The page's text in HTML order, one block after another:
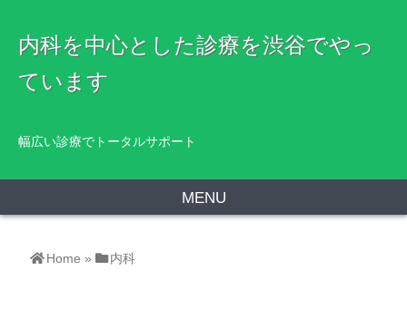
内科を中心とした診療を渋谷でやっ
ています
幅広い診療でトータルサポート
MENU
Home » 内科